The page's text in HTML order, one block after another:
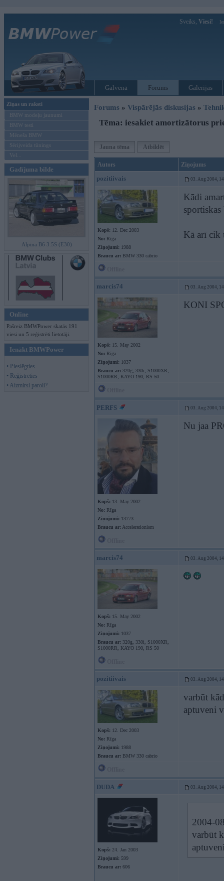
Sveiks, Viesi!
Galvenā Forums Galerijas
Ziņas un raksti
BMW modeļu jaunumi
BMW testi
Mēneša BMW
Sērijveida tūnings
Vel...
Gadījuma bilde
Alpina B6 3.5S (E30)
Online
Pašreiz BMWPower skatās 191
viesi un 5 reģistrēti lietotāji.
Ienākt BMWPower
• Pieslēgties
• Reģistrēties
• Aizmirsi paroli?
Forums » Vispārējās diskusijas »
Tēma: iesakiet amortizātorus
Jauna tēma Atbildēt
Autors Ziņojums
pozitiivais 03. Aug 2004,
Kopš: 12. Dec 2003
No: Rīga
Ziņojumi: 1988
Braucu ar: BMW 330 cabrio
Kādi
Kā arī cik
marcis74 03. Aug 2004,
Kopš: 15. May 2002
No: Rīga
Ziņojumi: 1037
Braucu ar: 320g, 330i, S1000XR,
S1000RR, KAYO 190, RS 50
KONI
PERFS 03. Aug 2004,
Kopš: 13. May 2002
No: Rīga
Ziņojumi: 13773
Braucu ar: Accelerationism
Nu jaa
marcis74 03. Aug 2004,
Kopš: 15. May 2002
No: Rīga
Ziņojumi: 1037
Braucu ar: 320g, 330i, S1000XR,
S1000RR, KAYO 190, RS 50
pozitiivais 03. Aug 2004,
Kopš: 12. Dec 2003
No: Rīga
Ziņojumi: 1988
Braucu ar: BMW 330 cabrio
varbūt
aptuveni
DUDA 03. Aug 2004,
Kopš: 24. Jan 2003
Ziņojumi: 599
Braucu ar: 606
2004-
varbūt